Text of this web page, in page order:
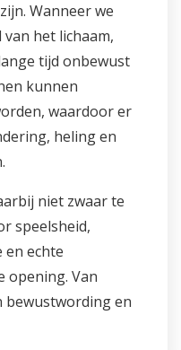
Wanneer we
het lichaam,
tijd onbewust
kunnen
waardoor er
heling en
niet zwaar te
speelsheid,
en echte
opening. Van
bewustwording en